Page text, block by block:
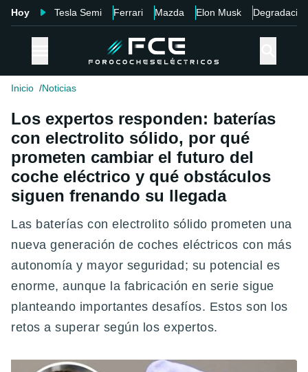
Hoy Tesla Semi Ferrari Mazda Elon Musk Degradación
Inicio Noticias
Los expertos responden: baterías
con electrolito sólido, por qué
prometen cambiar el futuro del
coche eléctrico y qué obstáculos
siguen frenando su llegada
Las baterías con electrolito sólido prometen una
nueva generación de coches eléctricos con más
autonomía y mayor seguridad; su potencial es
enorme, aunque la fabricación en serie sigue
planteando importantes desafíos. Estos son los
retos a superar según los expertos.